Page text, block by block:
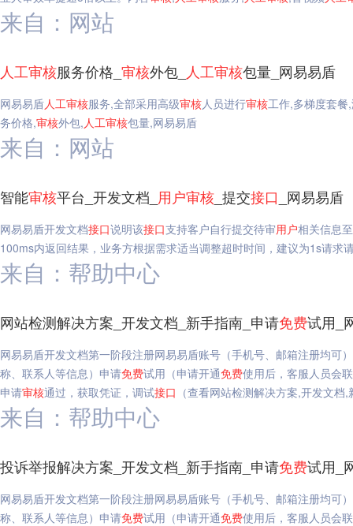
来自：网站
人工审核服务价格_ 审核外包_ 人工审核包量_网易易盾
网易易盾人工审核服务,全部采用高级审核人员进行审核工作,多梯度套餐
务价格,审核外包,人工审核包量,网易易盾
来自：网站
智能审核平台_开发文档_ 用户审核 _提交接口 _网易易盾
网易易盾开发文档接口说明该接口支持客户自行提交待审用户相关信息
100ms内返回结果，业务方根据需求适当调整超时时间，建议为1s请求
来自：帮助中心
网站检测解决方案_开发文档_新手指南_申请免费试用_
网易易盾开发文档第一阶段注册网易易盾账号（手机号、邮箱注册均可
称、联系人等信息）申请免费试用（申请开通免费使用后，客服人员会
申请审核通过，获取凭证，调试接口 （查看网站检测解决方案,开发文档
来自：帮助中心
投诉举报解决方案_开发文档_新手指南_申请免费试用_
网易易盾开发文档第一阶段注册网易易盾账号（手机号、邮箱注册均可
称、联系人等信息）申请免费试用（申请开通免费使用后，客服人员会